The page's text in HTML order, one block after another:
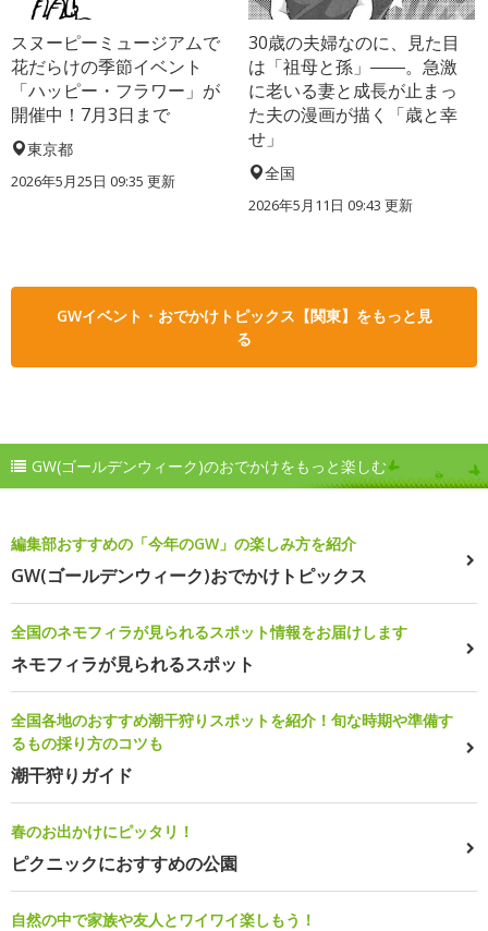
スヌーピーミュージアムで
花だらけの季節イベント
「ハッピー・フラワー」が
開催中！7月3日まで
東京都
2026年5月25日 09:35 更新
30歳の夫婦なのに、見た目
は「祖母と孫」――。急激
に老いる妻と成長が止まっ
た夫の漫画が描く「歳と幸
せ」
全国
2026年5月11日 09:43 更新
GWイベント・おでかけトピックス【関東】をもっと見
る
GW(ゴールデンウィーク)のおでかけをもっと楽しむ
編集部おすすめの「今年のGW」の楽しみ方を紹介
GW(ゴールデンウィーク)おでかけトピックス
全国のネモフィラが見られるスポット情報をお届けします
ネモフィラが見られるスポット
全国各地のおすすめ潮干狩りスポットを紹介！旬な時期や準備す
るもの採り方のコツも
潮干狩りガイド
春のお出かけにピッタリ！
ピクニックにおすすめの公園
自然の中で家族や友人とワイワイ楽しもう！